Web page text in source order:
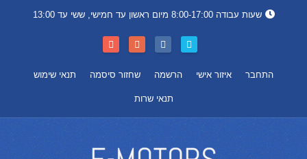
שעות עבודה 8:00-17:00 מיום ראשון עד חמישי, ששי עד 13:00
התחבר איזור אישי הרשמה שחזור סיסמה תנאי שימוש
תנאי שרות